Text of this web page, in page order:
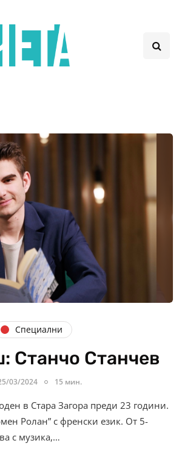
Специални
Станчо Станчев
03/2024 15 мин.
в Стара Загора преди 23 години.
Ролан” с френски език. От 5-
с музика,…